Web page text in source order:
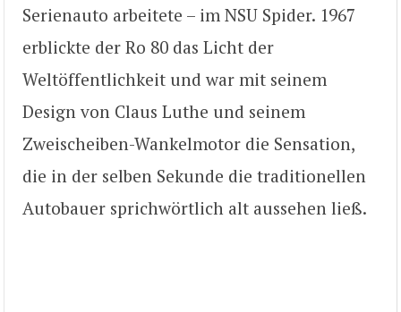
Serienauto arbeitete – im NSU Spider. 1967
erblickte der Ro 80 das Licht der
Weltöffentlichkeit und war mit seinem
Design von Claus Luthe und seinem
Zweischeiben-Wankelmotor die Sensation,
die in der selben Sekunde die traditionellen
Autobauer sprichwörtlich alt aussehen ließ.